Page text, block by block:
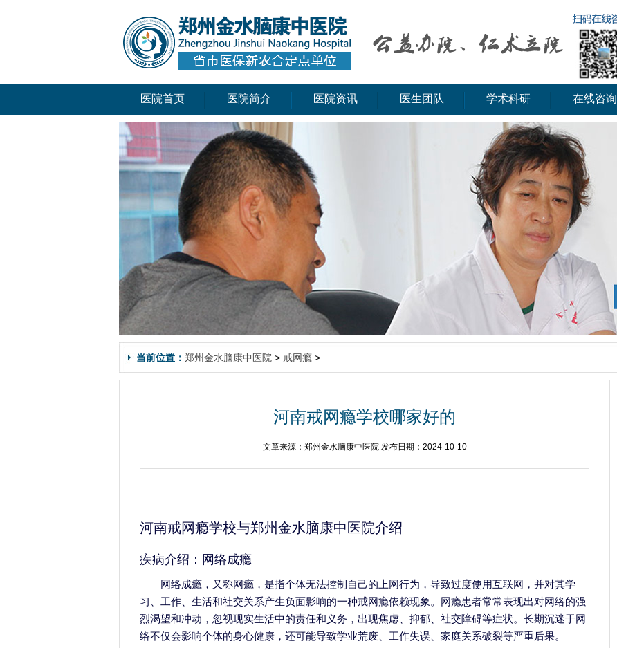
医院首页 医院简介 医院资讯 医生团队 学术科研 在线咨询
当前位置： 郑州金水脑康中医院 > 戒网瘾 >
河南戒网瘾学校哪家好的
文章来源：郑州金水脑康中医院 发布日期：2024-10-10
河南戒网瘾学校与郑州金水脑康中医院介绍
疾病介绍：网络成瘾
网络成瘾，又称网瘾，是指个体无法控制自己的上网行为，导致过度使用互联网，并对其学
习、工作、生活和社交关系产生负面影响的一种戒网瘾依赖现象。网瘾患者常常表现出对网络的强
烈渴望和冲动，忽视现实生活中的责任和义务，出现焦虑、抑郁、社交障碍等症状。长期沉迷于网
络不仅会影响个体的身心健康，还可能导致学业荒废、工作失误、家庭关系破裂等严重后果。